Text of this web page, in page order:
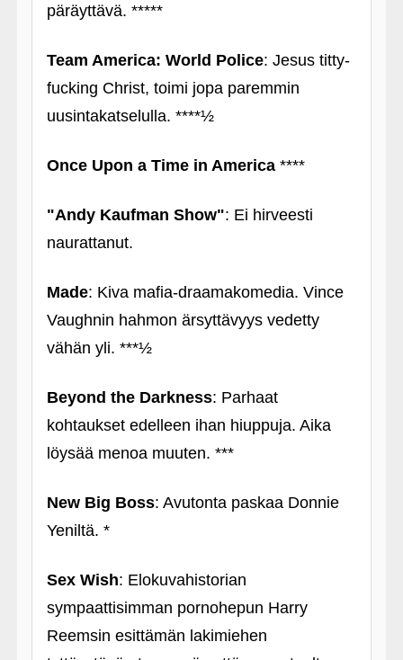
päräyttävä. *****
Team America: World Police: Jesus titty-
fucking Christ, toimi jopa paremmin
uusintakatselulla. ****½
Once Upon a Time in America****
"Andy Kaufman Show": Ei hirveesti
naurattanut.
Made: Kiva mafia-draamakomedia. Vince
Vaughnin hahmon ärsyttävyys vedetty
vähän yli. ***½
Beyond the Darkness: Parhaat
kohtaukset edelleen ihan hiuppuja. Aika
löysää menoa muuten. ***
New Big Boss: Avutonta paskaa Donnie
Yeniltä. *
Sex Wish: Elokuvahistorian
sympaattisimman pornohepun Harry
Reemsin esittämän lakimiehen